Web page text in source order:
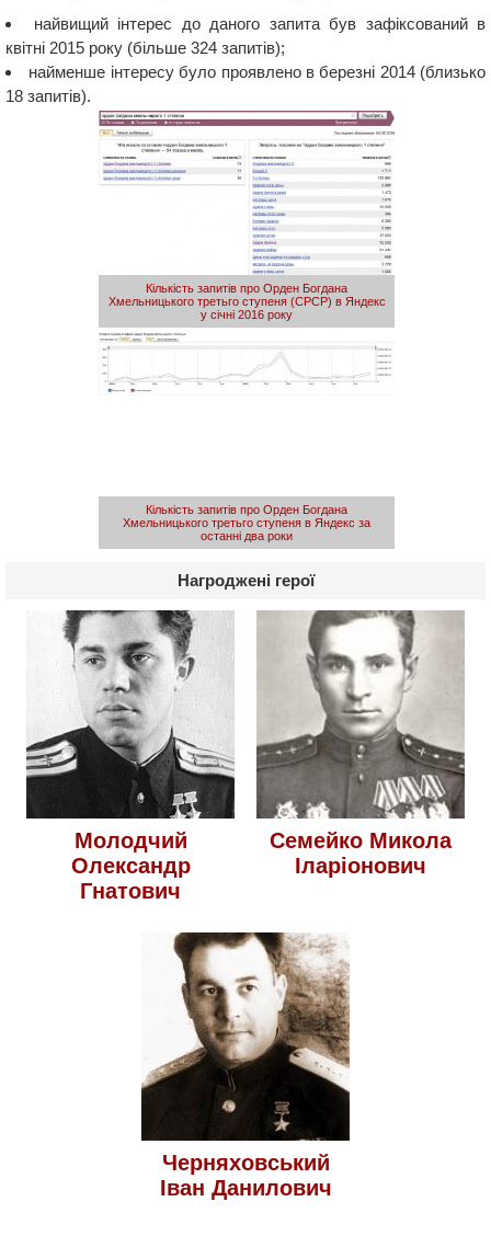
найвищий інтерес до даного запита був зафіксований в
квітні 2015 року (більше 324 запитів);
найменше інтересу було проявлено в березні 2014 (близько
18 запитів).
Кількість запитів про Орден Богдана
Хмельницького третьго ступеня (СРСР) в Яндекс
у січні 2016 року
Кількість запитів про Орден Богдана
Хмельницького третьго ступеня в Яндекс за
останні два роки
Нагроджені герої
Молодчий
Олександр
Гнатович
Семейко Микола
Іларіонович
Черняховський
Іван Данилович